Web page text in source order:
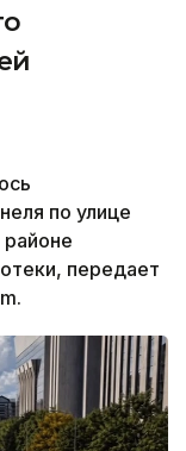
по улице
передает